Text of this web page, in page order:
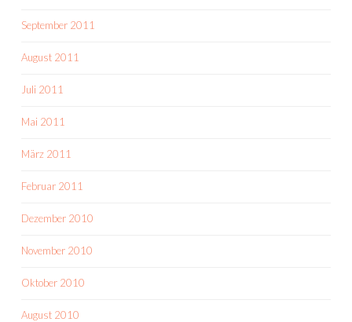
September 2011
August 2011
Juli 2011
Mai 2011
März 2011
Februar 2011
Dezember 2010
November 2010
Oktober 2010
August 2010